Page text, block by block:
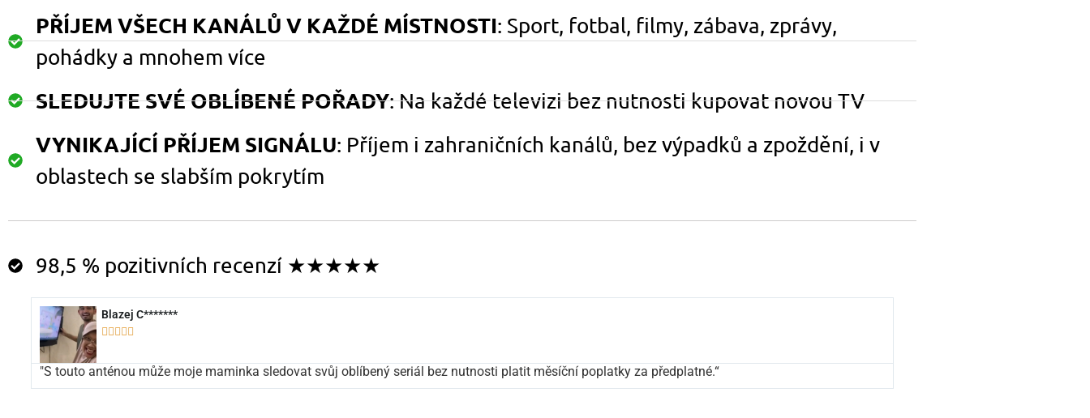
PŘÍJEM VŠECH KANÁLŮ V KAŽDÉ MÍSTNOSTI: Sport, fotbal, filmy, zábava, zprávy,
pohádky a mnohem více
SLEDUJTE SVÉ OBLÍBENÉ POŘADY: Na každé televizi bez nutnosti kupovat novou TV
VYNIKAJÍCÍ PŘÍJEM SIGNÁLU: Příjem i zahraničních kanálů, bez výpadků a zpoždění, i v
oblastech se slabším pokrytím
98,5 % pozitivních recenzí ★★★★★
Blazej C*******
    
"S touto anténou může moje maminka sledovat svůj oblíbený seriál bez nutnosti platit měsíční poplatky za předplatné.“